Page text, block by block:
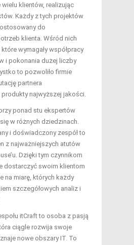
wielu klientów, realizując
Każdy z tych projektów
do
klienta. Wśród nich
wymagały współpracy
i pokonania dużej liczby
to pozwoliło firmie
partnera
najwyższej jakości.
ponad stu ekspertów
w różnych dziedzinach.
i doświadczony zespół to
z najważniejszych atutów
Dzięki tym czynnikom
dostarczyć swoim klientom
na miarę, których każdy
szczegółowych analiz i
itCraft to osoba z pasją
ciągle rozwija swoje
nowe obszary IT. To